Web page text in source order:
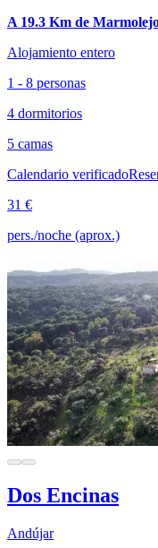
A 19.3 Km de
Alojamiento entero
1 - 8 personas
4 dormitorios
5 camas
Calendario verificado
31 €
pers./noche (aprox.)
Dos Encinas
Andújar